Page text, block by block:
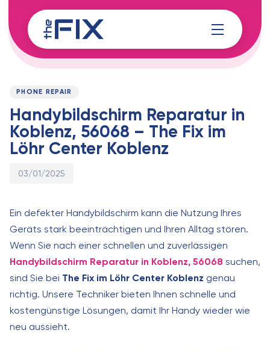
links
to
content
PUBLISHED
PHONE REPAIR
Handybildschirm Reparatur in
Koblenz, 56068 – The Fix im
Löhr Center Koblenz
Published
03/01/2025
Ein defekter Handybildschirm kann die Nutzung Ihres
Geräts stark beeinträchtigen und Ihren Alltag stören.
Wenn Sie nach einer schnellen und zuverlässigen
Handybildschirm Reparatur in Koblenz, 56068 suchen,
sind Sie bei The Fix im Löhr Center Koblenz genau
richtig. Unsere Techniker bieten Ihnen schnelle und
kostengünstige Lösungen, damit Ihr Handy wieder wie
neu aussieht.